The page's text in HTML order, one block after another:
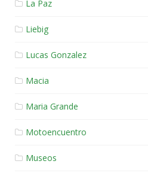
La Paz
Liebig
Lucas Gonzalez
Macia
Maria Grande
Motoencuentro
Museos